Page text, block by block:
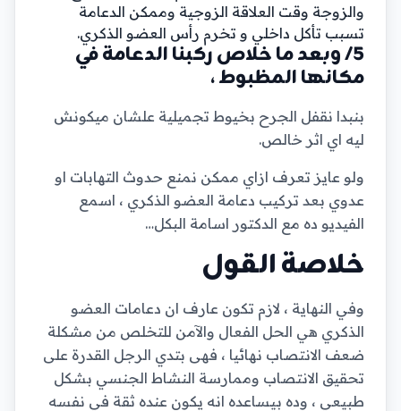
والزوجة وقت العلاقة الزوجية وممكن الدعامة
تسبب تأكل داخلي و تخرم رأس العضو الذكري.
5/ وبعد ما خلاص ركبنا الدعامة في
مكانها المظبوط ،
بنبدا نقفل الجرح بخيوط تجميلية علشان ميكونش
ليه اي اثر خالص.
ولو عايز تعرف ازاي ممكن نمنع حدوث التهابات او
عدوي بعد تركيب دعامة العضو الذكري ، اسمع
الفيديو ده مع الدكتور اسامة البكل…
خلاصة القول
وفي النهاية ، لازم تكون عارف ان دعامات العضو
الذكري هي الحل الفعال والآمن للتخلص من مشكلة
ضعف الانتصاب نهائيا ، فهى بتدي الرجل القدرة على
تحقيق الانتصاب وممارسة النشاط الجنسي بشكل
طبيعي ، وده بيساعده انه يكون عنده ثقة في نفسه